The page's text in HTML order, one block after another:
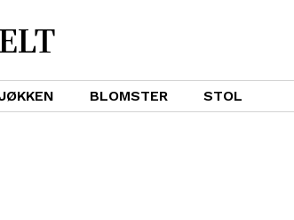
BLOMSTER STOL